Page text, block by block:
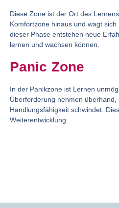
Diese Zone ist der Ort des
Komfortzone hinaus und wagt
dieser Phase entstehen neue
lernen und wachsen können.
Panic Zone
In der Panikzone ist Lernen
Überforderung nehmen
Handlungsfähigkeit schwindet.
Weiterentwicklung.